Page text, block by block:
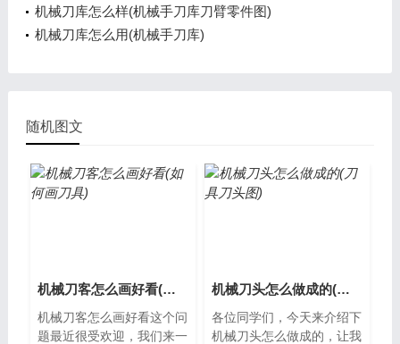
机械刀库怎么样(机械手刀库刀臂零件图)
机械刀库怎么用(机械手刀库)
随机图文
机械刀客怎么画好看(如何画刀具)
机械刀客怎么画好看这个问
题最近很受欢迎，我们来一
机械刀头怎么做成的(刀具刀头图)
各位同学们，今天来介绍下
机械刀头怎么做成的，让我